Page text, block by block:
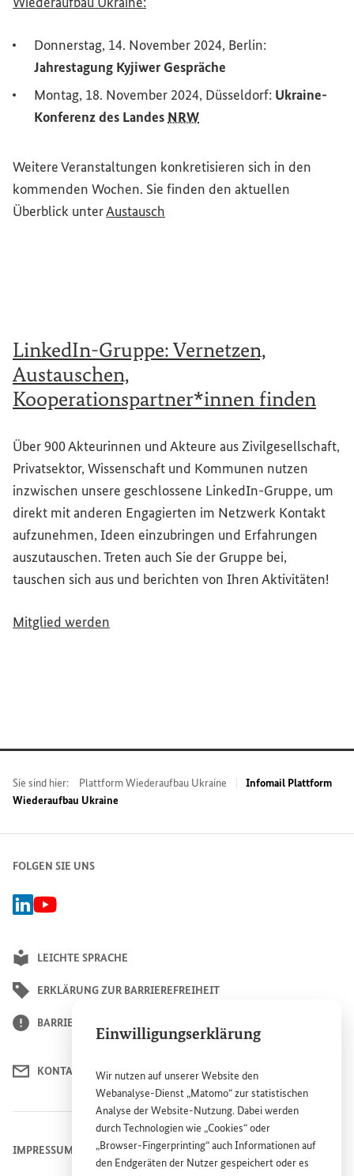
Einwilligungserklärung
Wir nutzen auf unsererWebsite den
Webanalyse-Dienst „Matomo“ zur statistischen
Analyse derWebsite-Nutzung. Dabei werden
durch Technologien wie „Cookies“ oder
„Browser-Fingerprinting“ auch Informationen auf
den Endgeräten der Nutzer gespeichert oder es
Donnerstag, 14. November 2024, Berlin:
Jahrestagung Kyjiwer Gespräche
Montag, 18. November 2024, Düsseldorf: Ukraine-
Konferenz des Landes NRW
Weitere Veranstaltungen konkretisieren sich in den
kommenden Wochen. Sie finden den aktuellen
Überblick unterAustausch
LinkedIn-Gruppe: Vernetzen,
Austauschen,
Kooperationspartner*innen finden
Über 900 Akteurinnen und Akteure aus Zivilgesellschaft,
Privatsektor, Wissenschaft und Kommunen nutzen
inzwischen unsere geschlossene LinkedIn-Gruppe, um
direkt mit anderen Engagierten im Netzwerk Kontakt
aufzunehmen, Ideen einzubringen und Erfahrungen
auszutauschen. Treten auch Sie der Gruppe bei,
tauschen sich aus und berichten von Ihren Aktivitäten!
Mitglied werden
Sie sind hier: Plattform Wiederaufbau Ukraine
Infomail Plattform
Wiederaufbau Ukraine
FOLGEN SIE UNS
Linked-In Gruppe Plattform Wiederaufbau Ukraine, Externer Link
BMZ Youtube-Kanal, Externer Link
LEICHTE SPRACHE
ERKLÄRUNG ZUR BARRIEREFREIHEIT
BARRIERE MELDEN
KONTAKT
IMPRESSUM